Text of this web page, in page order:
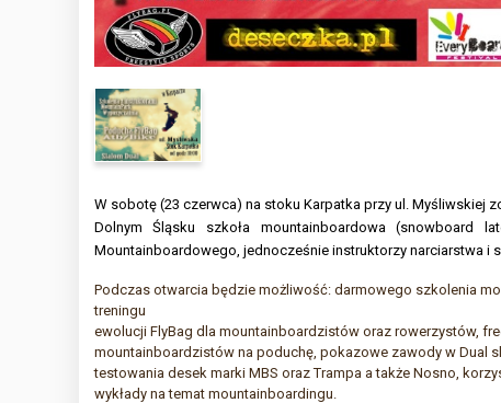
W sobotę (23 czerwca) na stoku Karpatka przy ul. Myśliwskiej
Dolnym Śląsku szkoła mountainboardowa (snowboard
Mountainboardowego, jednocześnie instruktorzy narciarstwa i
Podczas otwarcia będzie możliwość: darmowego szkolenia
treningu
ewolucji FlyBag dla mountainboardzistów oraz rowerzystów,
mountainboardzistów na poduchę, pokazowe zawody w Dual
testowania desek marki MBS oraz Trampa a także Nosno,
wykłady na temat mountainboardingu.